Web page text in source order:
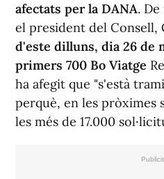
afectats per la DANA.
el president del Consell,
d'este dilluns, dia 26 de
primers 700 Bo Viatge
ha afegit que "s'està
perquè, en les pròximes
les més de 17.000